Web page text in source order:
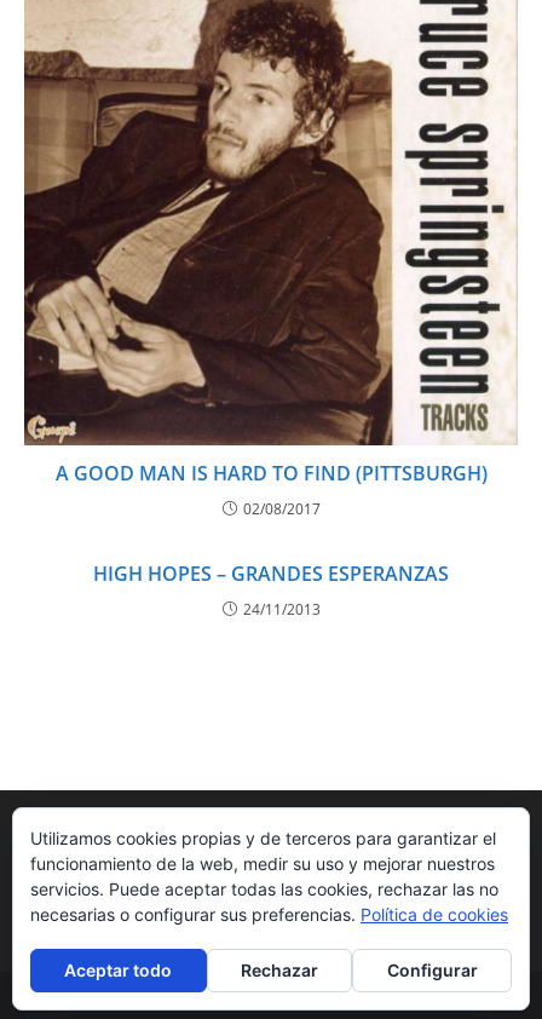
A GOOD MAN IS HARD TO FIND (PITTSBURGH)
02/08/2017
HIGH HOPES – GRANDES ESPERANZAS
24/11/2013
Radio Ningunaparte 2010-2026
Utilizamos cookies propias y de terceros para garantizar el
funcionamiento de la web, medir su uso y mejorar nuestros
servicios. Puede aceptar todas las cookies, rechazar las no
necesarias o configurar sus preferencias. Política de cookies
Aceptar todo Rechazar Configurar